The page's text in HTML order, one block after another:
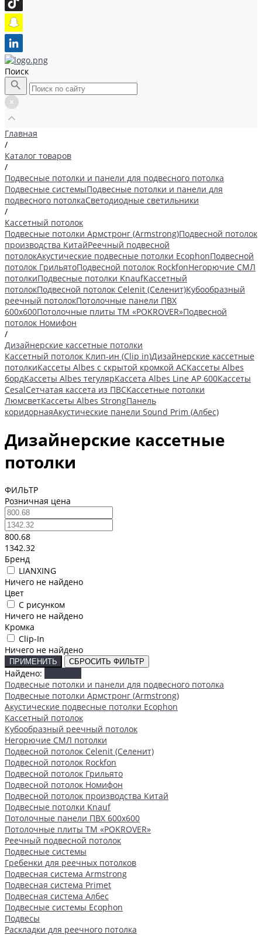
Поиск
Главная
/
Каталог товаров
/
Подвесные потолки и панели для подвесного потолка
Подвесные системыПодвесные потолки и панели для
подвесного потолкаСветодиодные светильники
/
Кассетный потолок
Подвесные потолки Армстронг (Armstrong)Подвесной потолок
производства КитайРеечный подвесной
потолокАкустические подвесные потолки EcophonПодвесной
потолок ГрильятоПодвесной потолок RockfonНегорючие СМЛ
потолкиПодвесные потолки KnaufКассетный
потолокПодвесной потолок Celenit (Селенит)Кубообразный
реечный потолокПотолочные панели ПВХ
600х600Потолочные плиты ТМ «POKROVER»Подвесной
потолок Номифон
/
Дизайнерские кассетные потолки
Кассетный потолок Клип-ин (Clip in)Дизайнерские кассетные
потолкиКассеты Albes с скрытой кромкой ACКассеты Albes
бордКассеты Albes тегулярКассета Albes Line AP 600Кассеты
CesalСетчатая кассета из ПВСКассетные потолки
ЛюмсветКассеты Albes StrongПанель
коридорнаяАкустические панели Sound Prim (Албес)
Дизайнерские кассетные
потолки
ФИЛЬТР
Розничная цена
800.68
1342.32
Бренд
LIANXING
Ничего не найдено
Цвет
С рисунком
Ничего не найдено
Кромка
Clip-In
Ничего не найдено
ПРИМЕНИТЬ СБРОСИТЬ ФИЛЬТР
Найдено:
Подвесные потолки и панели для подвесного потолка
Подвесные потолки Армстронг (Armstrong)
Акустические подвесные потолки Ecophon
Кассетный потолок
Кубообразный реечный потолок
Негорючие СМЛ потолки
Подвесной потолок Celenit (Селенит)
Подвесной потолок Rockfon
Подвесной потолок Грильято
Подвесной потолок Номифон
Подвесной потолок производства Китай
Подвесные потолки Knauf
Потолочные панели ПВХ 600х600
Потолочные плиты ТМ «POKROVER»
Реечный подвесной потолок
Подвесные системы
Гребенки для реечных потолков
Подвесная система Armstrong
Подвесная система Primet
Подвесная система Албес
Подвесные системы Ecophon
Подвесы
Раскладки для реечного потолка